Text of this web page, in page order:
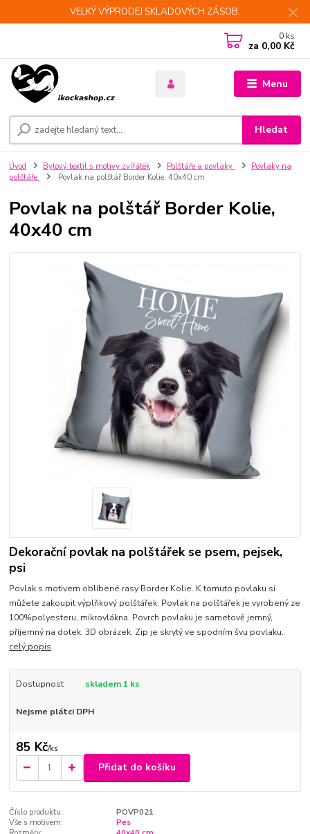
VELKÝ VÝPRODEJ SKLADOVÝCH ZÁSOB.
Menu
Hledat
0 ks
za 0,00 Kč
Úvod Bytový textil s motivy zvířátek Polštáře a povlaky
Povlaky na
polštáře
Povlak na polštář Border Kolie, 40x40 cm
Povlak na polštář Border Kolie,
40x40 cm
Dekorační povlak na polštářek se psem, pejsek,
psi
Povlak s motivem oblíbené rasy Border Kolie. K tomuto povlaku si
můžete zakoupit výplňkový polštářek. Povlak na polštářek je vyrobený ze
100%polyesteru, mikrovlákna. Povrch povlaku je sametově jemný,
příjemný na dotek. 3D obrázek. Zip je skrytý ve spodním švu povlaku.
celý popis
Dostupnost skladem 1 ks
Nejsme plátci DPH
85 Kč/ks
Přidat do košíku
Číslo produktu:
POVP021
Vše s motivem:
Pes